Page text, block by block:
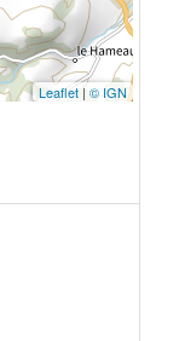
Leaflet|© IGN